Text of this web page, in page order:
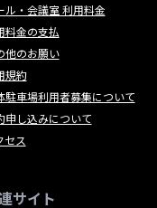
ル・会議室 利用料金
料金の支払
他のお願い
規約
駐車場利用者募集について
申し込みについて
セス
サイト